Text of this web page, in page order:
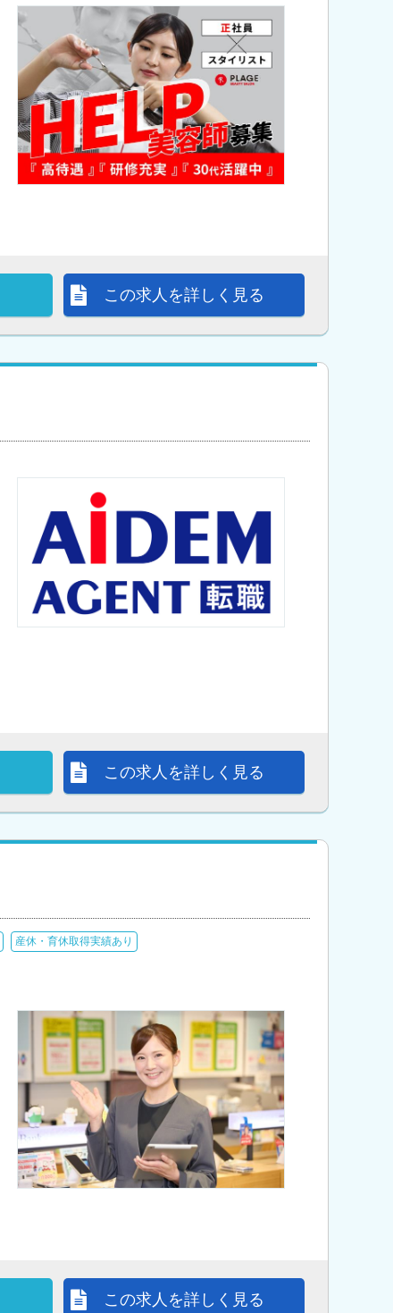
この求人を詳しく見る
この求人を詳しく見る
産休・育休取得実績あり
この求人を詳しく見る